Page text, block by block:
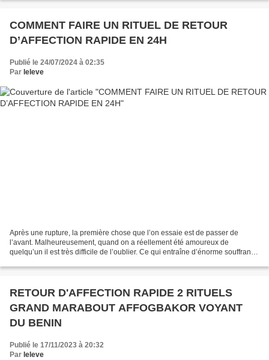
COMMENT FAIRE UN RITUEL DE RETOUR
D’AFFECTION RAPIDE EN 24H
Publié le 24/07/2024 à 02:35
Par leleve
Après une rupture, la première chose que l’on essaie est de passer de
l’avant. Malheureusement, quand on a réellement été amoureux de
quelqu’un il est très difficile de l’oublier. Ce qui entraîne d’énorme souffrance
RETOUR D'AFFECTION RAPIDE 2 RITUELS
GRAND MARABOUT AFFOGBAKOR VOYANT
DU BENIN
Publié le 17/11/2023 à 20:32
Par leleve